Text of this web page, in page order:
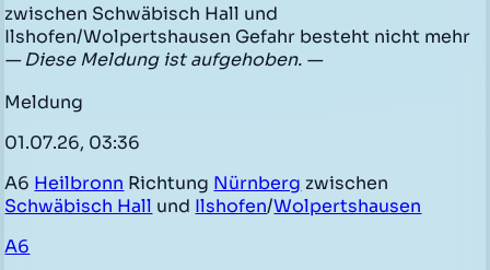
zwischen Schwäbisch Hall und
Ilshofen/Wolpertshausen Gefahr besteht nicht mehr
— Diese Meldung ist aufgehoben. —
Meldung
01.07.26, 03:36
A6 Heilbronn Richtung Nürnberg zwischen
Schwäbisch Hall und Ilshofen/Wolpertshausen
A6